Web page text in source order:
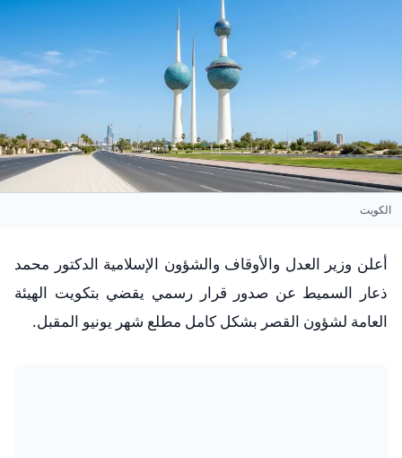
الكويت
​أعلن وزير العدل والأوقاف والشؤون الإسلامية الدكتور محمد
ذعار السميط عن صدور قرار رسمي يقضي بتكويت الهيئة
العامة لشؤون القصر بشكل كامل مطلع شهر يونيو المقبل.